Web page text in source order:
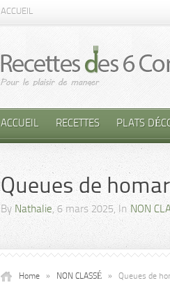
ACCUEIL
ACCUEIL RECETTES PLATS
Queues de
By Nathalie, 6 mars 2025, In NON
Home » NON CLASSÉ » Queues de